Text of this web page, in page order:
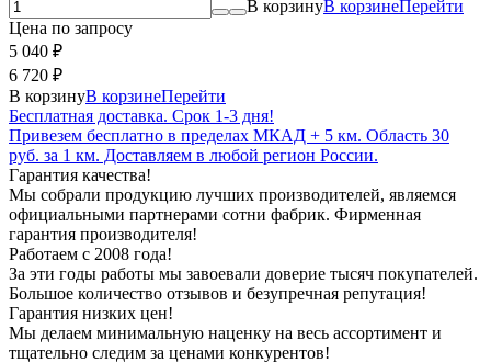
В корзинуВ корзинеПерейти
Цена по запросу
5 040 ₽
6 720 ₽
В корзинуВ корзинеПерейти
Бесплатная доставка. Срок 1-3 дня!
Привезем бесплатно в пределах МКАД + 5 км. Область 30
руб. за 1 км. Доставляем в любой регион России.
Гарантия качества!
Мы собрали продукцию лучших производителей, являемся
официальными партнерами сотни фабрик. Фирменная
гарантия производителя!
Работаем с 2008 года!
За эти годы работы мы завоевали доверие тысяч покупателей.
Большое количество отзывов и безупречная репутация!
Гарантия низких цен!
Мы делаем минимальную наценку на весь ассортимент и
тщательно следим за ценами конкурентов!